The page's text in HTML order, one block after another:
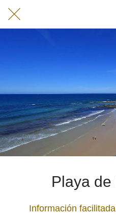
Playa de
Información